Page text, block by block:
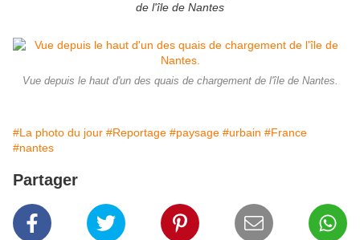
de l'île de Nantes
Vue depuis le haut d'un des quais de chargement de l'île de Nantes.
#La photo du jour #Reportage #paysage #urbain #France
#nantes
Partager